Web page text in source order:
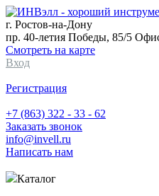
г. Ростов-на-Дону
пр. 40-летия Победы, 85/5
Смотреть на карте
Вход
Регистрация
+7 (863) 322 - 33 - 62
Заказать звонок
info@invell.ru
Написать нам
Каталог